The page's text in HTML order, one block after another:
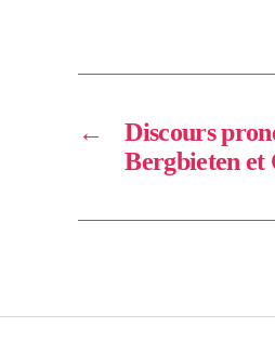
←
Discours
Bergbieten et